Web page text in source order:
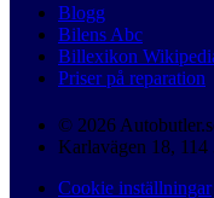
Blogg
Bilens Abc
Billexikon
Priser på reparation
© 2026
Karlavägen 18,
Cookie inställningar